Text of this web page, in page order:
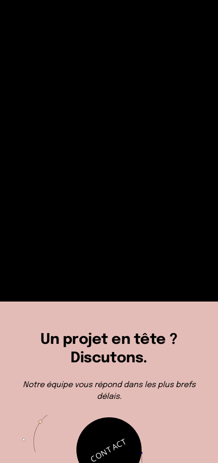
Un projet en tête ?
Discutons.
Notre équipe vous répond dans les plus brefs
délais.
CONTACT